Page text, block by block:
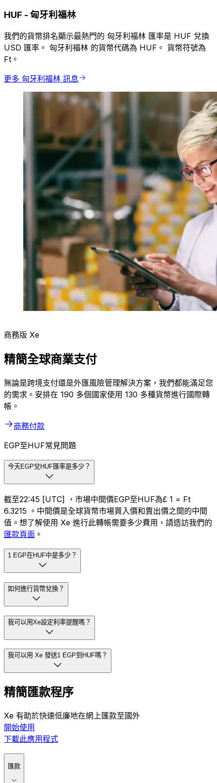
HUF - 匈牙利福林
我們的貨幣排名顯示最熱門的 匈牙利福林 匯率是 HUF 兌換
USD 匯率。 匈牙利福林 的貨幣代碼為 HUF。 貨幣符號為
Ft。
更多 匈牙利福林 訊息
商務版 Xe
精簡全球商業支付
無論是跨境支付還是外匯風險管理解決方案，我們都能滿足您
的需求。安排在 190 多個國家使用 130 多種貨幣進行國際轉
帳。
商務付款
EGP至HUF常見問題
今天EGP兌HUF匯率是多少？
截至22:45 [UTC] ，市場中間價EGP至HUF為£ 1 = Ft
6.3215 。中間價是全球貨幣市場買入價和賣出價之間的中間
值。想了解使用 Xe 進行此轉帳需要多少費用，請造訪我們的
匯款頁面。
我可以用 Xe 發送1 EGP到HUF嗎？
精簡匯款程序